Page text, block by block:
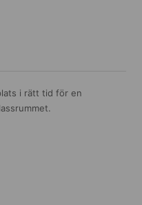
i rätt tid för en